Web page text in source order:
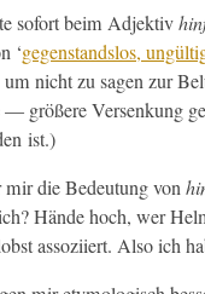
sofort beim Adjek­tiv
‘gegen­stand­s­los,
nicht zu sagen zur
größere Versenkung
ist.)
die Bedeu­tung von
Hände hoch, wer
assozi­iert. Also ich